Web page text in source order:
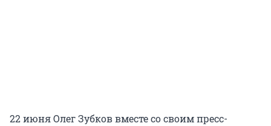
22 июня Олег Зубков вместе со своим пресс-